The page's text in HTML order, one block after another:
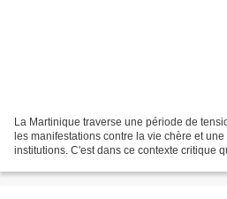
La Martinique traverse une période de
les manifestations contre la vie chère et
institutions. C'est dans ce contexte critique